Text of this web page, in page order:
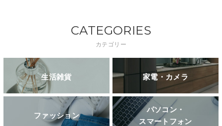
CATEGORIES
カテゴリー
生活雑貨 家電・カメラ
ファッション
パソコン・
スマートフォン